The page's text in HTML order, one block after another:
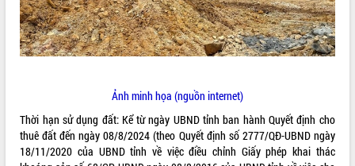
Không có file video nào để phát.
Ảnh minh họa (nguồn internet)
Thời hạn sử dụng đất: Kể từ ngày UBND tỉnh ban hành Quyết định cho
thuê đất đến ngày 08/8/2024 (theo Quyết định số 2777/QĐ-UBND ngày
18/11/2020 của UBND tỉnh về việc điều chỉnh Giấy phép khai thác